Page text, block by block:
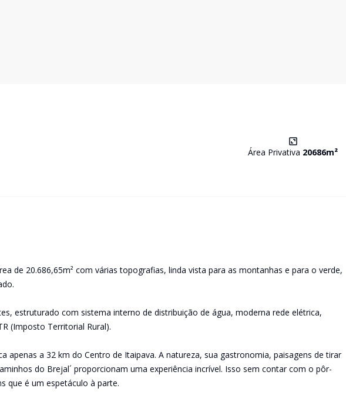
Área Privativa 20686m²
de 20.686,65m² com várias topografias, linda vista para as montanhas e para o verde,
estruturado com sistema interno de distribuição de água, moderna rede elétrica,
(Imposto Territorial Rural).
apenas a 32 km do Centro de Itaipava. A natureza, sua gastronomia, paisagens de tirar
do Brejal´ proporcionam uma experiência incrível. Isso sem contar com o pôr-
que é um espetáculo à parte.